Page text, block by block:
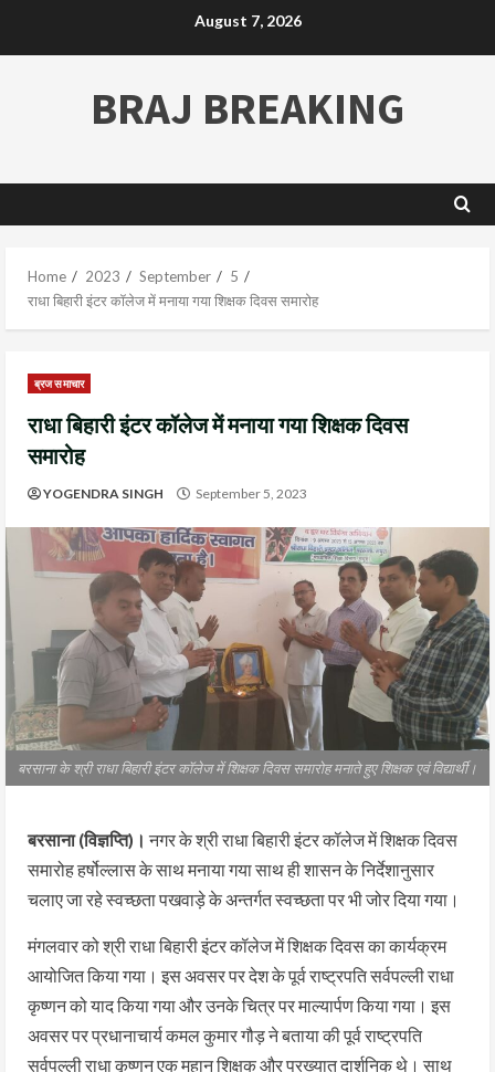
August 7, 2026
BRAJ BREAKING
Home 2023 September
5
राधा बिहारी इंटर कॉलेज में मनाया गया शिक्षक दिवस समारोह
ब्रज समाचार
राधा बिहारी इंटर कॉलेज में मनाया गया शिक्षक दिवस
समारोह
YOGENDRA SINGH September 5, 2023
बरसाना के श्री राधा बिहारी इंटर कॉलेज में शिक्षक दिवस समारोह मनाते हुए शिक्षक एवं विद्यार्थी।
बरसाना (विज्ञप्ति)।नगर के श्री राधा बिहारी इंटर कॉलेज में शिक्षक दिवस
समारोह हर्षोल्लास के साथ मनाया गया साथ ही शासन के निर्देशानुसार
चलाए जा रहे स्वच्छता पखवाड़े के अन्तर्गत स्वच्छता पर भी जोर दिया गया।
मंगलवार को श्री राधा बिहारी इंटर कॉलेज में शिक्षक दिवस का कार्यक्रम
आयोजित किया गया। इस अवसर पर देश के पूर्व राष्ट्रपति सर्वपल्ली राधा
कृष्णन को याद किया गया और उनके चित्र पर माल्यार्पण किया गया। इस
अवसर पर प्रधानाचार्य कमल कुमार गौड़ ने बताया की पूर्व राष्ट्रपति
सर्वपल्ली राधा कृष्णन एक महान शिक्षक और प्रख्यात दार्शनिक थे। साथ